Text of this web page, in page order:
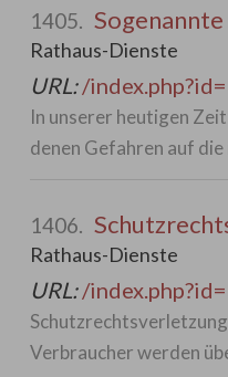
1405.
Rathaus-Dienste
URL: /
In unserer heutigen
denen Gefahren auf
1406.
Rathaus-Dienste
URL: /
Verbraucher werden